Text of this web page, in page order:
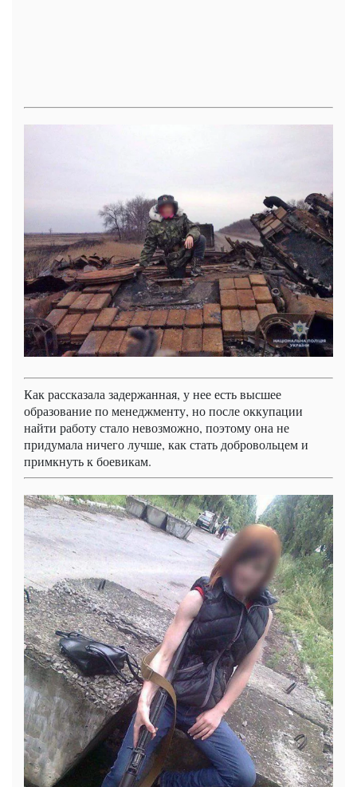
Как рассказала задержанная, у нее есть высшее
образование по менеджменту, но после оккупации
найти работу стало невозможно, поэтому она не
придумала ничего лучше, как стать добровольцем и
примкнуть к боевикам.